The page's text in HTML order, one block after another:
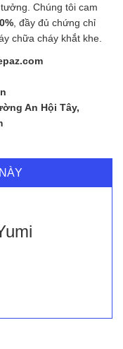
Chúng tôi cam
, đầy đủ chứng chỉ
chữa cháy khắt khe.
An Hội Tây,